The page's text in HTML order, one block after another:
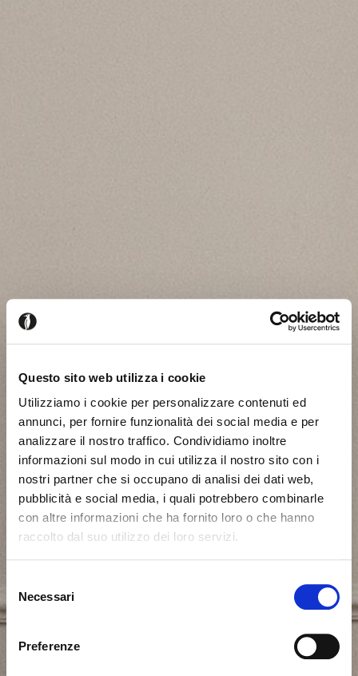
Questo sito web utilizza i cookie
Utilizziamo i cookie per personalizzare contenuti ed
annunci, per fornire funzionalità dei social media e per
analizzare il nostro traffico. Condividiamo inoltre
informazioni sul modo in cui utilizza il nostro sito con i
nostri partner che si occupano di analisi dei dati web,
pubblicità e social media, i quali potrebbero combinarle
con altre informazioni che ha fornito loro o che hanno
raccolto dal suo utilizzo dei loro servizi.
del
consenso
Necessari
Preferenze
depuis un autre pays
Vous consultez actuellement le site Calligaris pour
France. Souhaitez-vous passer au site en États-Unis ?
Erreur de Connexion Fermer
pas que le mot de passe est sensible à la casse.